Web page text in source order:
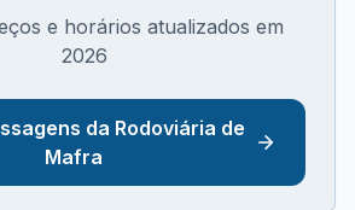
e horários atualizados em
2026
da Rodoviária de
Mafra